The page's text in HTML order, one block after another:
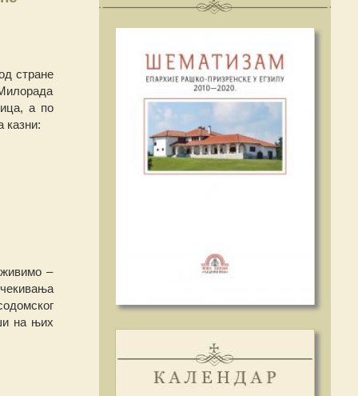
стране
а по
казни:
–
на њих